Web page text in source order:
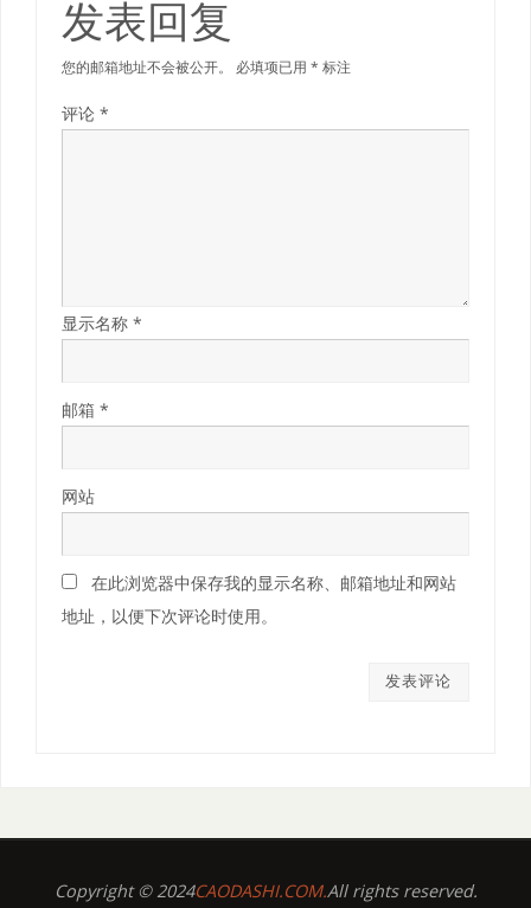
发表回复
您的邮箱地址不会被公开。 必填项已用* 标注
评论*
显示名称*
邮箱*
网站
在此浏览器中保存我的显示名称、邮箱地址和网站
地址，以便下次评论时使用。
Copyright © 2024CAODASHI.COM.All rights reserved.